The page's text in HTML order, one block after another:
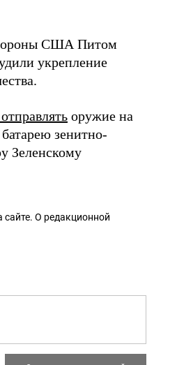
США Питом
укрепление
оружие на
зенитно-
Зеленскому
сайте. О редакционной